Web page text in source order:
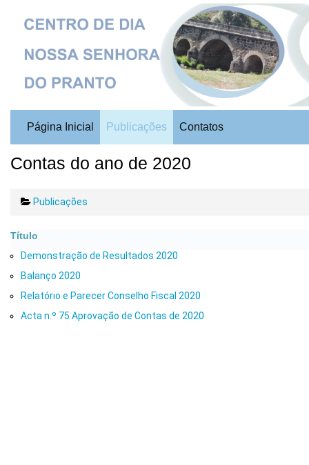
Página Inicial Publicações Contatos
Contas do ano de 2020
Publicações
Título
Demonstração de Resultados 2020
Balanço 2020
Relatório e Parecer Conselho Fiscal 2020
Acta n.º 75 Aprovação de Contas de 2020